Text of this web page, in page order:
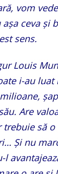
vom
ceva și
sens.
Louis
i-au
Are
trebuie să
Și nu
l